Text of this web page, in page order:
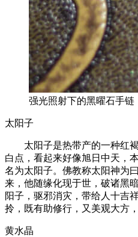
强光照射下的黑曜石手链
太阳子
太阳子是热带产的一种红褐
白点，看起来好像旭日中天，
名为太阳子。佛教称太阳神为
来，他随缘化现于世，破诸黑
阳子，驱邪消灾，带给人十吉
拎，既有助修行，又美观大方
黄水晶